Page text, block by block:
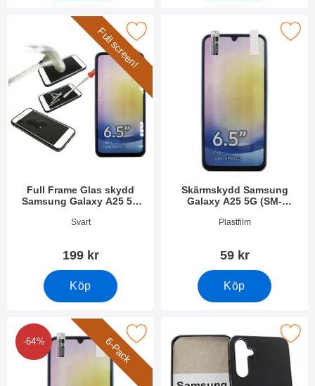
Full screen!
Full Frame Glas skydd
Samsung Galaxy A25 5G
Art. nr 49804Svart
199 kr
Köp
Glas skydd Samsung Galaxy A25 5G (SM-A256B/DS) som
Skärmskydd Samsung
Galaxy A25 5G (SM-
Art. nr 49801Plastfilm
59 kr
Köp
Makera skärmskydd Samsung Galaxy
6-Pack
-64%
Skärmskydd Samsung Galaxy A25 5G (SM-A256B/DS) som
Makera tPU Skal Samsung Galaxy A25